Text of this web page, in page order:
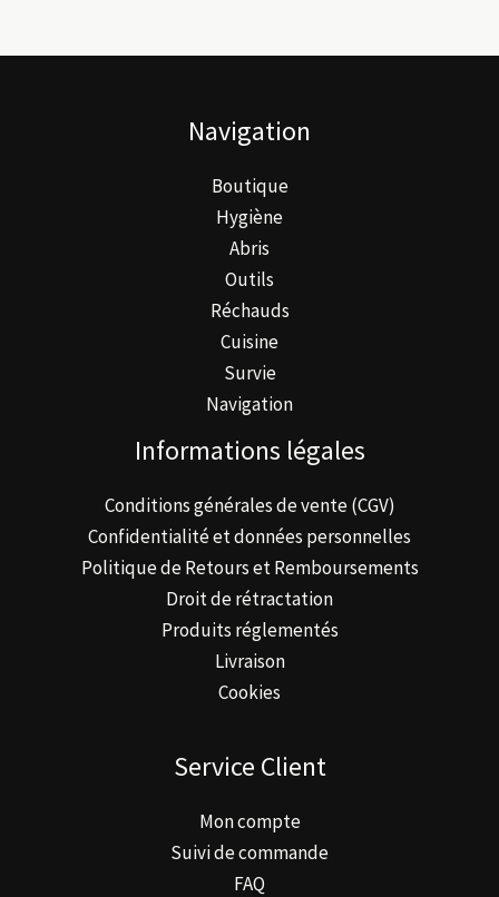
Navigation
Boutique
Hygiène
Abris
Outils
Réchauds
Cuisine
Survie
Navigation
Informations légales
Conditions générales de vente (CGV)
Confidentialité et données personnelles
Politique de Retours et Remboursements
Droit de rétractation
Produits réglementés
Livraison
Cookies
Service Client
Mon compte
Suivi de commande
FAQ